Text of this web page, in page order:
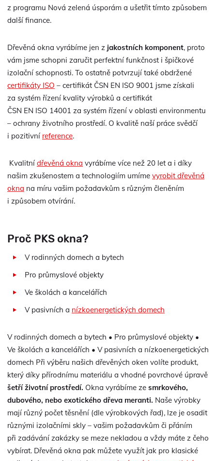
z programu Nová zelená úsporám a ušetřit tímto způsobem
další finance.
Dřevěná okna vyrábíme jen z jakostních komponent, proto
vám jsme schopni zaručit perfektní funkčnost i špičkové
izolační schopnosti. To ostatně potvrzují také obdržené
certifikáty ISO – certifikát ČSN EN ISO 9001 jsme získali
za systém řízení kvality výrobků a certifikát
ČSN EN ISO 14001 za systém řízení v oblasti environmentu
– ochrany životního prostředí. O kvalitě naší práce svědčí
i pozitivní reference.
Kvalitní dřevěná okna vyrábíme více než 20 let a i díky
našim zkušenostem a technologiím umíme vyrobit dřevěná
okna na míru vašim požadavkům s různým členěním
i způsobem otvírání.
Proč PKS okna?
V rodinných domech a bytech
Pro průmyslové objekty
Ve školách a kancelářích
V pasivních a nízkoenergetických domech
V rodinných domech a bytech • Pro průmyslové objekty •
Ve školách a kancelářích • V pasivních a nízkoenergetických
domech Při výběru našich dřevěných oken volíte produkt,
který díky přírodnímu materiálu a vhodné povrchové úpravě
šetří životní prostředí. Okna vyrábíme ze smrkového,
dubového, nebo exotického dřeva meranti. Naše výrobky
mají různý počet těsnění (dle výrobkových řad), lze je osadit
různými izolačními skly – vašim požadavkům či přáním
při zadávání zakázky se meze nekladou a vždy máte z čeho
vybírat. Dřevěná okna pak můžete využít jak pro klasické